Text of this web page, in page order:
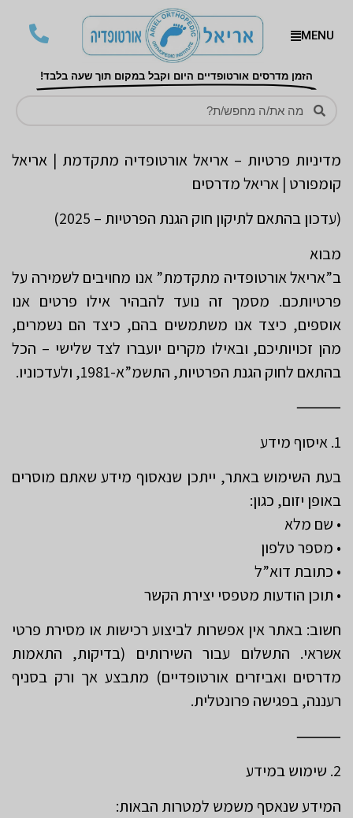
MENU
הזמן מדרסים אורטופדיים היום וקבל במקום תוך שעה בלבד!
מדיניות פרטיות – אריאל אורטופדיה מתקדמת | אריאל
קומפורט | אריאל מדרסים
(עדכון בהתאם לתיקון חוק הגנת הפרטיות – 2025)
מבוא
ב”אריאל אורטופדיה מתקדמת” אנו מחויבים לשמירה על
פרטיותכם. מסמך זה נועד להבהיר אילו פרטים אנו
אוספים, כיצד אנו משתמשים בהם, כיצד הם נשמרים,
מהן זכויותיכם, ובאילו מקרים יועברו לצד שלישי – הכל
בהתאם לחוק הגנת הפרטיות, התשמ”א-1981, ולעדכוניו.
⸻
1. איסוף מידע
בעת השימוש באתר, ייתכן שנאסוף מידע שאתם מוסרים
באופן יזום, כגון:
• שם מלא
• מספר טלפון
• כתובת דוא”ל
• תוכן הודעות מטפסי יצירת הקשר
חשוב: באתר אין אפשרות לביצוע רכישות או מסירת פרטי
אשראי. התשלום עבור השירותים (בדיקות, התאמות
מדרסים ואביזרים אורטופדיים) מתבצע אך ורק בסניף
רעננה, בפגישה פרונטלית.
⸻
2. שימוש במידע
המידע שנאסף משמש למטרות הבאות: